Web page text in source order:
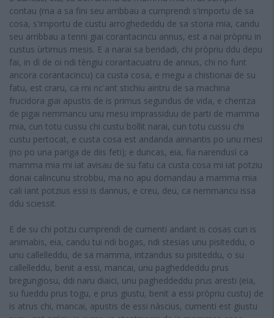
contau (ma a sa fini seu arribbau a cumprendi s'importu de sa
cosa, s'importu de custu arroghededdu de sa storia mia, candu
seu arribbau a tenni giai corantacincu annus, est a nai pròpriu in
custus ùrtimus mesis. E a narai sa beridadi, chi pròpriu ddu depu
fai, in dì de oi ndi tèngiu corantacuatru de annus, chi no funt
ancora corantacincu) ca custa cosa, e megu a chistionai de su
fatu, est craru, ca mi nc'ant stichiu aintru de sa machina
frucidora giai apustis de is primus segundus de vida, e chentza
de pigai nemmancu unu mesu imprassiduu de parti de mamma
mia, cun totu cussu chi custu bollit narai, cun totu cussu chi
custu pertocat, e custa cosa est andanda ainnantis po unu mesi
(no po una pariga de diis feti); e duncas, eia, fia narendusì ca
mamma mia mi iat avisau de su fatu ca custa cosa mi iat potziu
donai calincunu strobbu, ma no apu domandau a mamma mia
cali iant potzius essi is dannus, e creu, deu, ca nemmancu issa
ddu sciessit.
E de su chi potzu cumprendi de cumenti andant is cosas cun is
animabis, eia, candu tui ndi bogas, ndi stesias unu pisiteddu, o
unu callelleddu, de sa mamma, intzandus su pisiteddu, o su
callelleddu, benit a essi, mancai, unu pagheddeddu prus
bregungiosu, ddi naru diaici, unu pagheddeddu prus aresti (eia,
su fueddu prus togu, e prus giustu, benit a essi pròpriu custu) de
is atrus chi, mancai, apustis de essi nàscius, cumenti est giustu